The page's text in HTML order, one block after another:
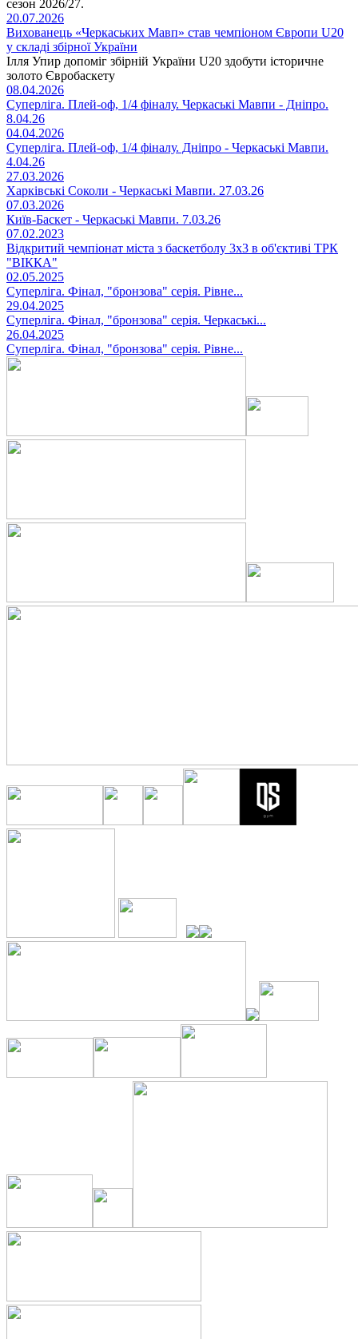
сезон 2026/27.
20.07.2026
Вихованець «Черкаських Мавп» став чемпіоном Європи U20
у складі збірної України
Ілля Упир допоміг збірній України U20 здобути історичне
золото Євробаскету
08.04.2026
Суперліга. Плей-оф, 1/4 фіналу. Черкаські Мавпи - Дніпро.
8.04.26
04.04.2026
Суперліга. Плей-оф, 1/4 фіналу. Дніпро - Черкаські Мавпи.
4.04.26
27.03.2026
Харківські Соколи - Черкаські Мавпи. 27.03.26
07.03.2026
Київ-Баскет - Черкаські Мавпи. 7.03.26
07.02.2023
Відкритий чемпіонат міста з баскетболу 3х3 в об'єктиві ТРК
"ВІККА"
02.05.2025
Суперліга. Фінал, "бронзова" серія. Рівне...
29.04.2025
Суперліга. Фінал, "бронзова" серія. Черкаські...
26.04.2025
Суперліга. Фінал, "бронзова" серія. Рівне...